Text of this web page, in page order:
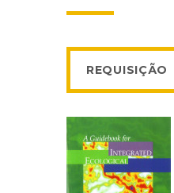
Vários Local: Centro de Recursos
Autor: Michel Lamy Local:
REQUISIÇÃO